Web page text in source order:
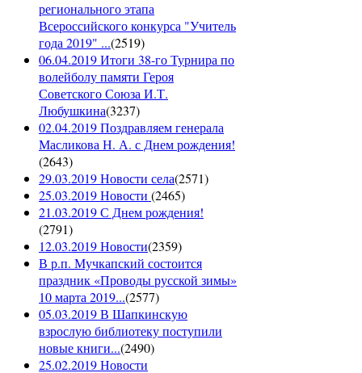
регионального этапа
Всероссийского конкурса "Учитель
года 2019" ...(2519)
06.04.2019 Итоги 38-го Турнира по
волейболу памяти Героя
Советского Союза И.Т.
Любушкина(3237)
02.04.2019 Поздравляем генерала
Масликова Н. А. с Днем рождения!
(2643)
29.03.2019 Новости села(2571)
25.03.2019 Новости (2465)
21.03.2019 С Днем рождения!
(2791)
12.03.2019 Новости(2359)
В р.п. Мучкапский состоится
праздник «Проводы русской зимы»
10 марта 2019...(2577)
05.03.2019 В Шапкинскую
взрослую библиотеку поступили
новые книги...(2490)
25.02.2019 Новости